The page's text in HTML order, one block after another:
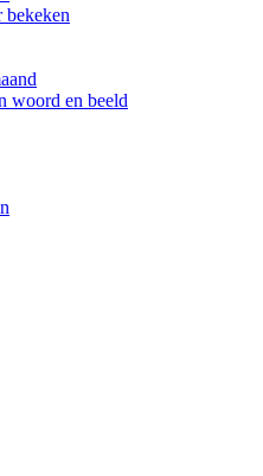
bekeken
woord en beeld